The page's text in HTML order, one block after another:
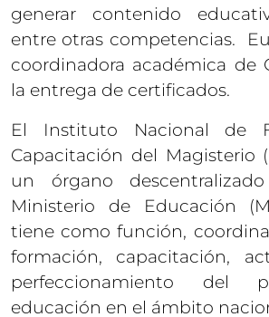
generar contenido
entre otras competencias.
coordinadora académica de
la entrega de certificados.
El Instituto Nacional de
Capacitación del Magisterio
un órgano
Ministerio de Educación
tiene como función,
formación, capacitación,
perfeccionamiento del
educación en el ámbito